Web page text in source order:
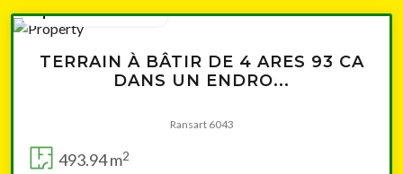
à partir de 75 500 €
TERRAIN À BÂTIR DE 4 ARES 93 CA
DANS UN ENDRO...
Ransart 6043
493.94 m2